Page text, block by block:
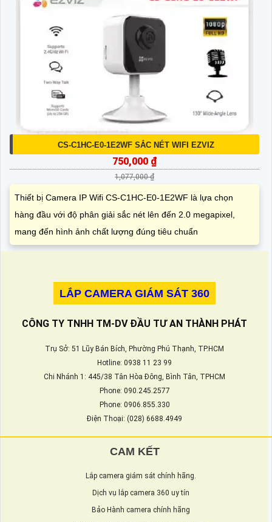
CS-C1HC-E0-1E2WF SẮC NÉT WIFI EZVIZ
750,000 ₫
1,077,000 ₫
Thiết bị Camera IP Wifi CS-C1HC-E0-1E2WF là lựa chọn
hàng đầu với độ phân giải sắc nét lên đến 2.0 megapixel,
mang đến hình ảnh chất lượng đúng tiêu chuẩn
LẮP CAMERA GIÁM SÁT 360
CÔNG TY TNHH TM-DV ĐẦU TƯ AN THÀNH PHÁT
Trụ Sở: 51 Lũy Bán Bích, Phường Phú Thạnh, TP.HCM
Hotline: 0938 11 23 99
Chi Nhánh 1: 445/38 Tân Hòa Đông, Bình Tân, TPHCM
Phone: 090.245.2577
Phone: 0906.855.330
Điện Thoại: (028) 6688.4949
CAM KẾT
Lắp camera giám sát chính hãng.
Dịch vụ lắp camera 360 uy tín
Bảo Hành camera chính hãng